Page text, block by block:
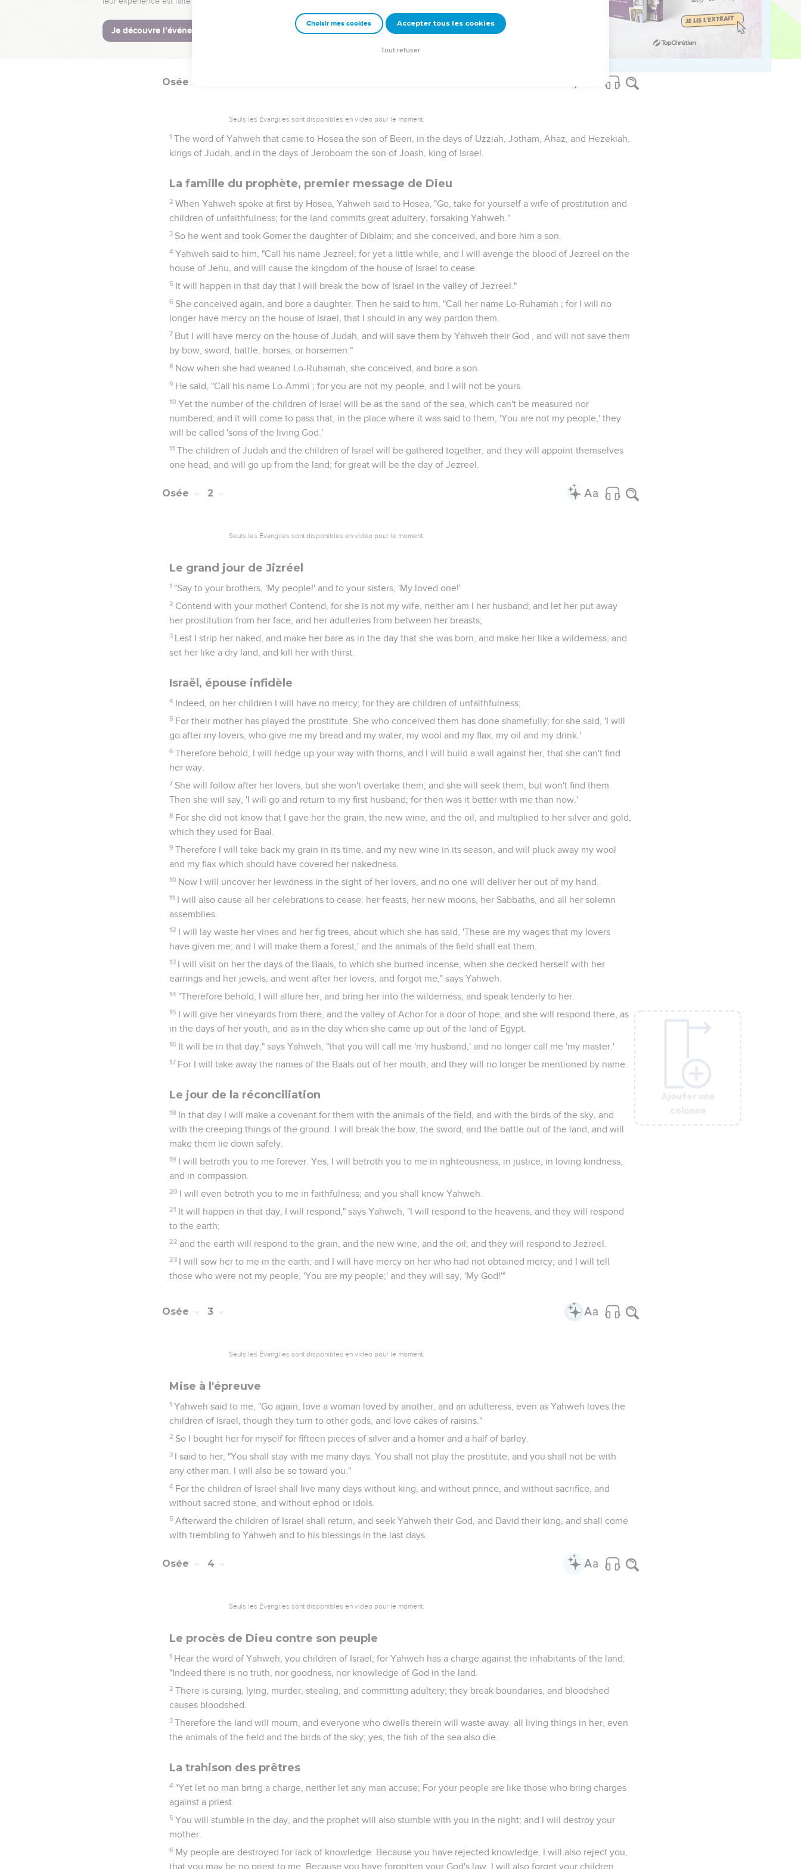
La Bible Du Semeur Copyright © 1992, 1999 by Biblica, Inc.® Used by permission. All rights reserved worldwide.
Osée
Seuls les Évangiles sont disponibles en vidéo pour le moment.
1 The word of Yahweh that came to Hosea the son of Beeri, in the days of Uzziah, Jotham, Ahaz, and Hezekiah,
kings of Judah, and in the days of Jeroboam the son of Joash, king of Israel.
La famille du prophète, premier message de Dieu
2 When Yahweh spoke at first by Hosea, Yahweh said to Hosea, "Go, take for yourself a wife of prostitution and
children of unfaithfulness; for the land commits great adultery, forsaking Yahweh."
3 So he went and took Gomer the daughter of Diblaim; and she conceived, and bore him a son.
4 Yahweh said to him, "Call his name Jezreel; for yet a little while, and I will avenge the blood of Jezreel on the
house of Jehu, and will cause the kingdom of the house of Israel to cease.
5 It will happen in that day that I will break the bow of Israel in the valley of Jezreel."
6 She conceived again, and bore a daughter. Then he said to him, "Call her name Lo-Ruhamah ; for I will no
longer have mercy on the house of Israel, that I should in any way pardon them.
7 But I will have mercy on the house of Judah, and will save them by Yahweh their God , and will not save them
by bow, sword, battle, horses, or horsemen."
8 Now when she had weaned Lo-Ruhamah, she conceived, and bore a son.
9 He said, "Call his name Lo-Ammi ; for you are not my people, and I will not be yours.
10 Yet the number of the children of Israel will be as the sand of the sea, which can't be measured nor
numbered; and it will come to pass that, in the place where it was said to them, 'You are not my people,' they
will be called 'sons of the living God.'
11 The children of Judah and the children of Israel will be gathered together, and they will appoint themselves
one head, and will go up from the land; for great will be the day of Jezreel.
Ajouter une
colonne
Osée 2
Seuls les Évangiles sont disponibles en vidéo pour le moment.
Le grand jour de Jizréel
1 "Say to your brothers, 'My people!' and to your sisters, 'My loved one!'
2 Contend with your mother! Contend, for she is not my wife, neither am I her husband; and let her put away
her prostitution from her face, and her adulteries from between her breasts;
3 Lest I strip her naked, and make her bare as in the day that she was born, and make her like a wilderness, and
set her like a dry land, and kill her with thirst.
Israël, épouse infidèle
4 Indeed, on her children I will have no mercy; for they are children of unfaithfulness;
5 For their mother has played the prostitute. She who conceived them has done shamefully; for she said, 'I will
go after my lovers, who give me my bread and my water, my wool and my flax, my oil and my drink.'
6 Therefore behold, I will hedge up your way with thorns, and I will build a wall against her, that she can't find
her way.
7 She will follow after her lovers, but she won't overtake them; and she will seek them, but won't find them.
Then she will say, 'I will go and return to my first husband; for then was it better with me than now.'
8 For she did not know that I gave her the grain, the new wine, and the oil, and multiplied to her silver and gold,
which they used for Baal.
9 Therefore I will take back my grain in its time, and my new wine in its season, and will pluck away my wool
and my flax which should have covered her nakedness.
10 Now I will uncover her lewdness in the sight of her lovers, and no one will deliver her out of my hand.
11 I will also cause all her celebrations to cease: her feasts, her new moons, her Sabbaths, and all her solemn
assemblies.
12 I will lay waste her vines and her fig trees, about which she has said, 'These are my wages that my lovers
have given me; and I will make them a forest,' and the animals of the field shall eat them.
13 I will visit on her the days of the Baals, to which she burned incense, when she decked herself with her
earrings and her jewels, and went after her lovers, and forgot me," says Yahweh.
14 "Therefore behold, I will allure her, and bring her into the wilderness, and speak tenderly to her.
15 I will give her vineyards from there, and the valley of Achor for a door of hope; and she will respond there, as
in the days of her youth, and as in the day when she came up out of the land of Egypt.
16 It will be in that day," says Yahweh, "that you will call me 'my husband,' and no longer call me 'my master.'
17 For I will take away the names of the Baals out of her mouth, and they will no longer be mentioned by name.
Le jour de la réconciliation
18 In that day I will make a covenant for them with the animals of the field, and with the birds of the sky, and
with the creeping things of the ground. I will break the bow, the sword, and the battle out of the land, and will
make them lie down safely.
19 I will betroth you to me forever. Yes, I will betroth you to me in righteousness, in justice, in loving kindness,
and in compassion.
20 I will even betroth you to me in faithfulness; and you shall know Yahweh.
21 It will happen in that day, I will respond," says Yahweh, "I will respond to the heavens, and they will respond
to the earth;
22 and the earth will respond to the grain, and the new wine, and the oil; and they will respond to Jezreel.
23 I will sow her to me in the earth; and I will have mercy on her who had not obtained mercy; and I will tell
those who were not my people, 'You are my people;' and they will say, 'My God!'"
Ajouter une
colonne
Osée 3
Seuls les Évangiles sont disponibles en vidéo pour le moment.
Mise à l'épreuve
1 Yahweh said to me, "Go again, love a woman loved by another, and an adulteress, even as Yahweh loves the
children of Israel, though they turn to other gods, and love cakes of raisins."
2 So I bought her for myself for fifteen pieces of silver and a homer and a half of barley.
3 I said to her, "You shall stay with me many days. You shall not play the prostitute, and you shall not be with
any other man. I will also be so toward you."
4 For the children of Israel shall live many days without king, and without prince, and without sacrifice, and
without sacred stone, and without ephod or idols.
5 Afterward the children of Israel shall return, and seek Yahweh their God, and David their king, and shall come
with trembling to Yahweh and to his blessings in the last days.
Ajouter une
colonne
Osée 4
Seuls les Évangiles sont disponibles en vidéo pour le moment.
Le procès de Dieu contre son peuple
1 Hear the word of Yahweh, you children of Israel; for Yahweh has a charge against the inhabitants of the land:
"Indeed there is no truth, nor goodness, nor knowledge of God in the land.
2 There is cursing, lying, murder, stealing, and committing adultery; they break boundaries, and bloodshed
causes bloodshed.
3 Therefore the land will mourn, and everyone who dwells therein will waste away. all living things in her, even
the animals of the field and the birds of the sky; yes, the fish of the sea also die.
La trahison des prêtres
4 "Yet let no man bring a charge, neither let any man accuse; For your people are like those who bring charges
against a priest.
5 You will stumble in the day, and the prophet will also stumble with you in the night; and I will destroy your
mother.
6 My people are destroyed for lack of knowledge. Because you have rejected knowledge, I will also reject you,
that you may be no priest to me. Because you have forgotten your God's law, I will also forget your children.
Ajouter une
colonne
Ajouter une
colonne
Ajouter une
colonne
Ajouter une
colonne
Choisir mes cookies Accepter tous les cookies
Tout refuser